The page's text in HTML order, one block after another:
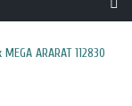
ARARAT 112830